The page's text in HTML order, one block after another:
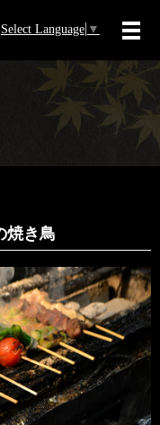
Select Language ▼
メ
焼き鳥